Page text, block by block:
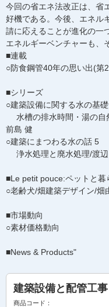
今回の省エネ法改正は、省
好機である。今後、エネル
請に応えることが進化の一
エネルギーベンチャーも、
■連載
○防食鋼管40年の思い出(第
■シリーズ
○建築設備に関する水の基
水槽の排水時間・湯の自
前島 健
○建築にまつわる水の話 5
浄水処理と廃水処理/渡
■Le petit pouce:ペットと暮
○老齢犬/畑建築デザイン/畑
■市場動向
○素材価格動向
■News & Products"
建築設備と配管工
商品コード：